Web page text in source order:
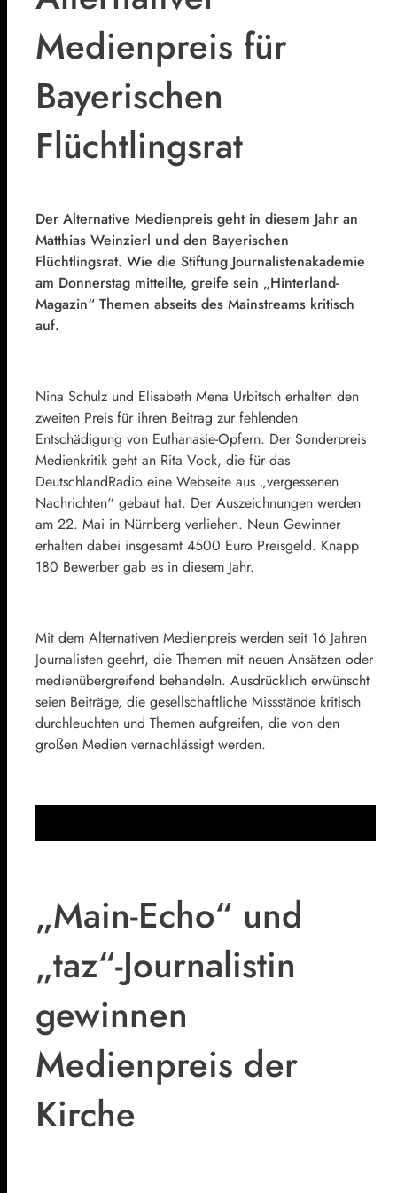
Medienpreis für
Bayerischen
Flüchtlingsrat
Der Alternative Medienpreis geht in diesem Jahr an
Matthias Weinzierl und den Bayerischen
Flüchtlingsrat. Wie die Stiftung Journalistenakademie
am Donnerstag mitteilte, greife sein „Hinterland-
Magazin“ Themen abseits des Mainstreams kritisch
auf.
Nina Schulz und Elisabeth Mena Urbitsch erhalten den
zweiten Preis für ihren Beitrag zur fehlenden
Entschädigung von Euthanasie-Opfern. Der Sonderpreis
Medienkritik geht an Rita Vock, die für das
DeutschlandRadio eine Webseite aus „vergessenen
Nachrichten“ gebaut hat. Der Auszeichnungen werden
am 22. Mai in Nürnberg verliehen. Neun Gewinner
erhalten dabei insgesamt 4500 Euro Preisgeld. Knapp
180 Bewerber gab es in diesem Jahr.
Mit dem Alternativen Medienpreis werden seit 16 Jahren
Journalisten geehrt, die Themen mit neuen Ansätzen oder
medienübergreifend behandeln. Ausdrücklich erwünscht
seien Beiträge, die gesellschaftliche Missstände kritisch
durchleuchten und Themen aufgreifen, die von den
großen Medien vernachlässigt werden.
„Main-Echo“ und
„taz“-Journalistin
gewinnen
Medienpreis der
Kirche